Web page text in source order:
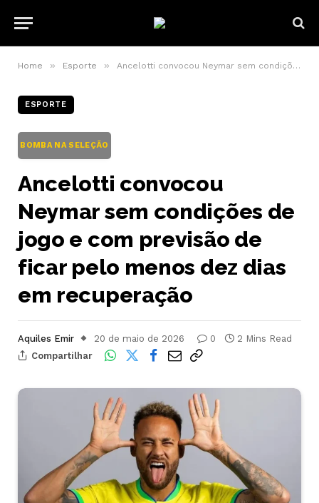
Home » Esporte » Ancelotti convocou Neymar sem condições de jogo e com previsão de ficar pelo menos dez dias em recuperação
ESPORTE
BOMBA NA SELEÇÃO
Ancelotti convocou
Neymar sem condições de
jogo e com previsão de
ficar pelo menos dez dias
em recuperação
Aquiles Emir 20 de maio de 2026 0
2 Mins Read
Compartilhar